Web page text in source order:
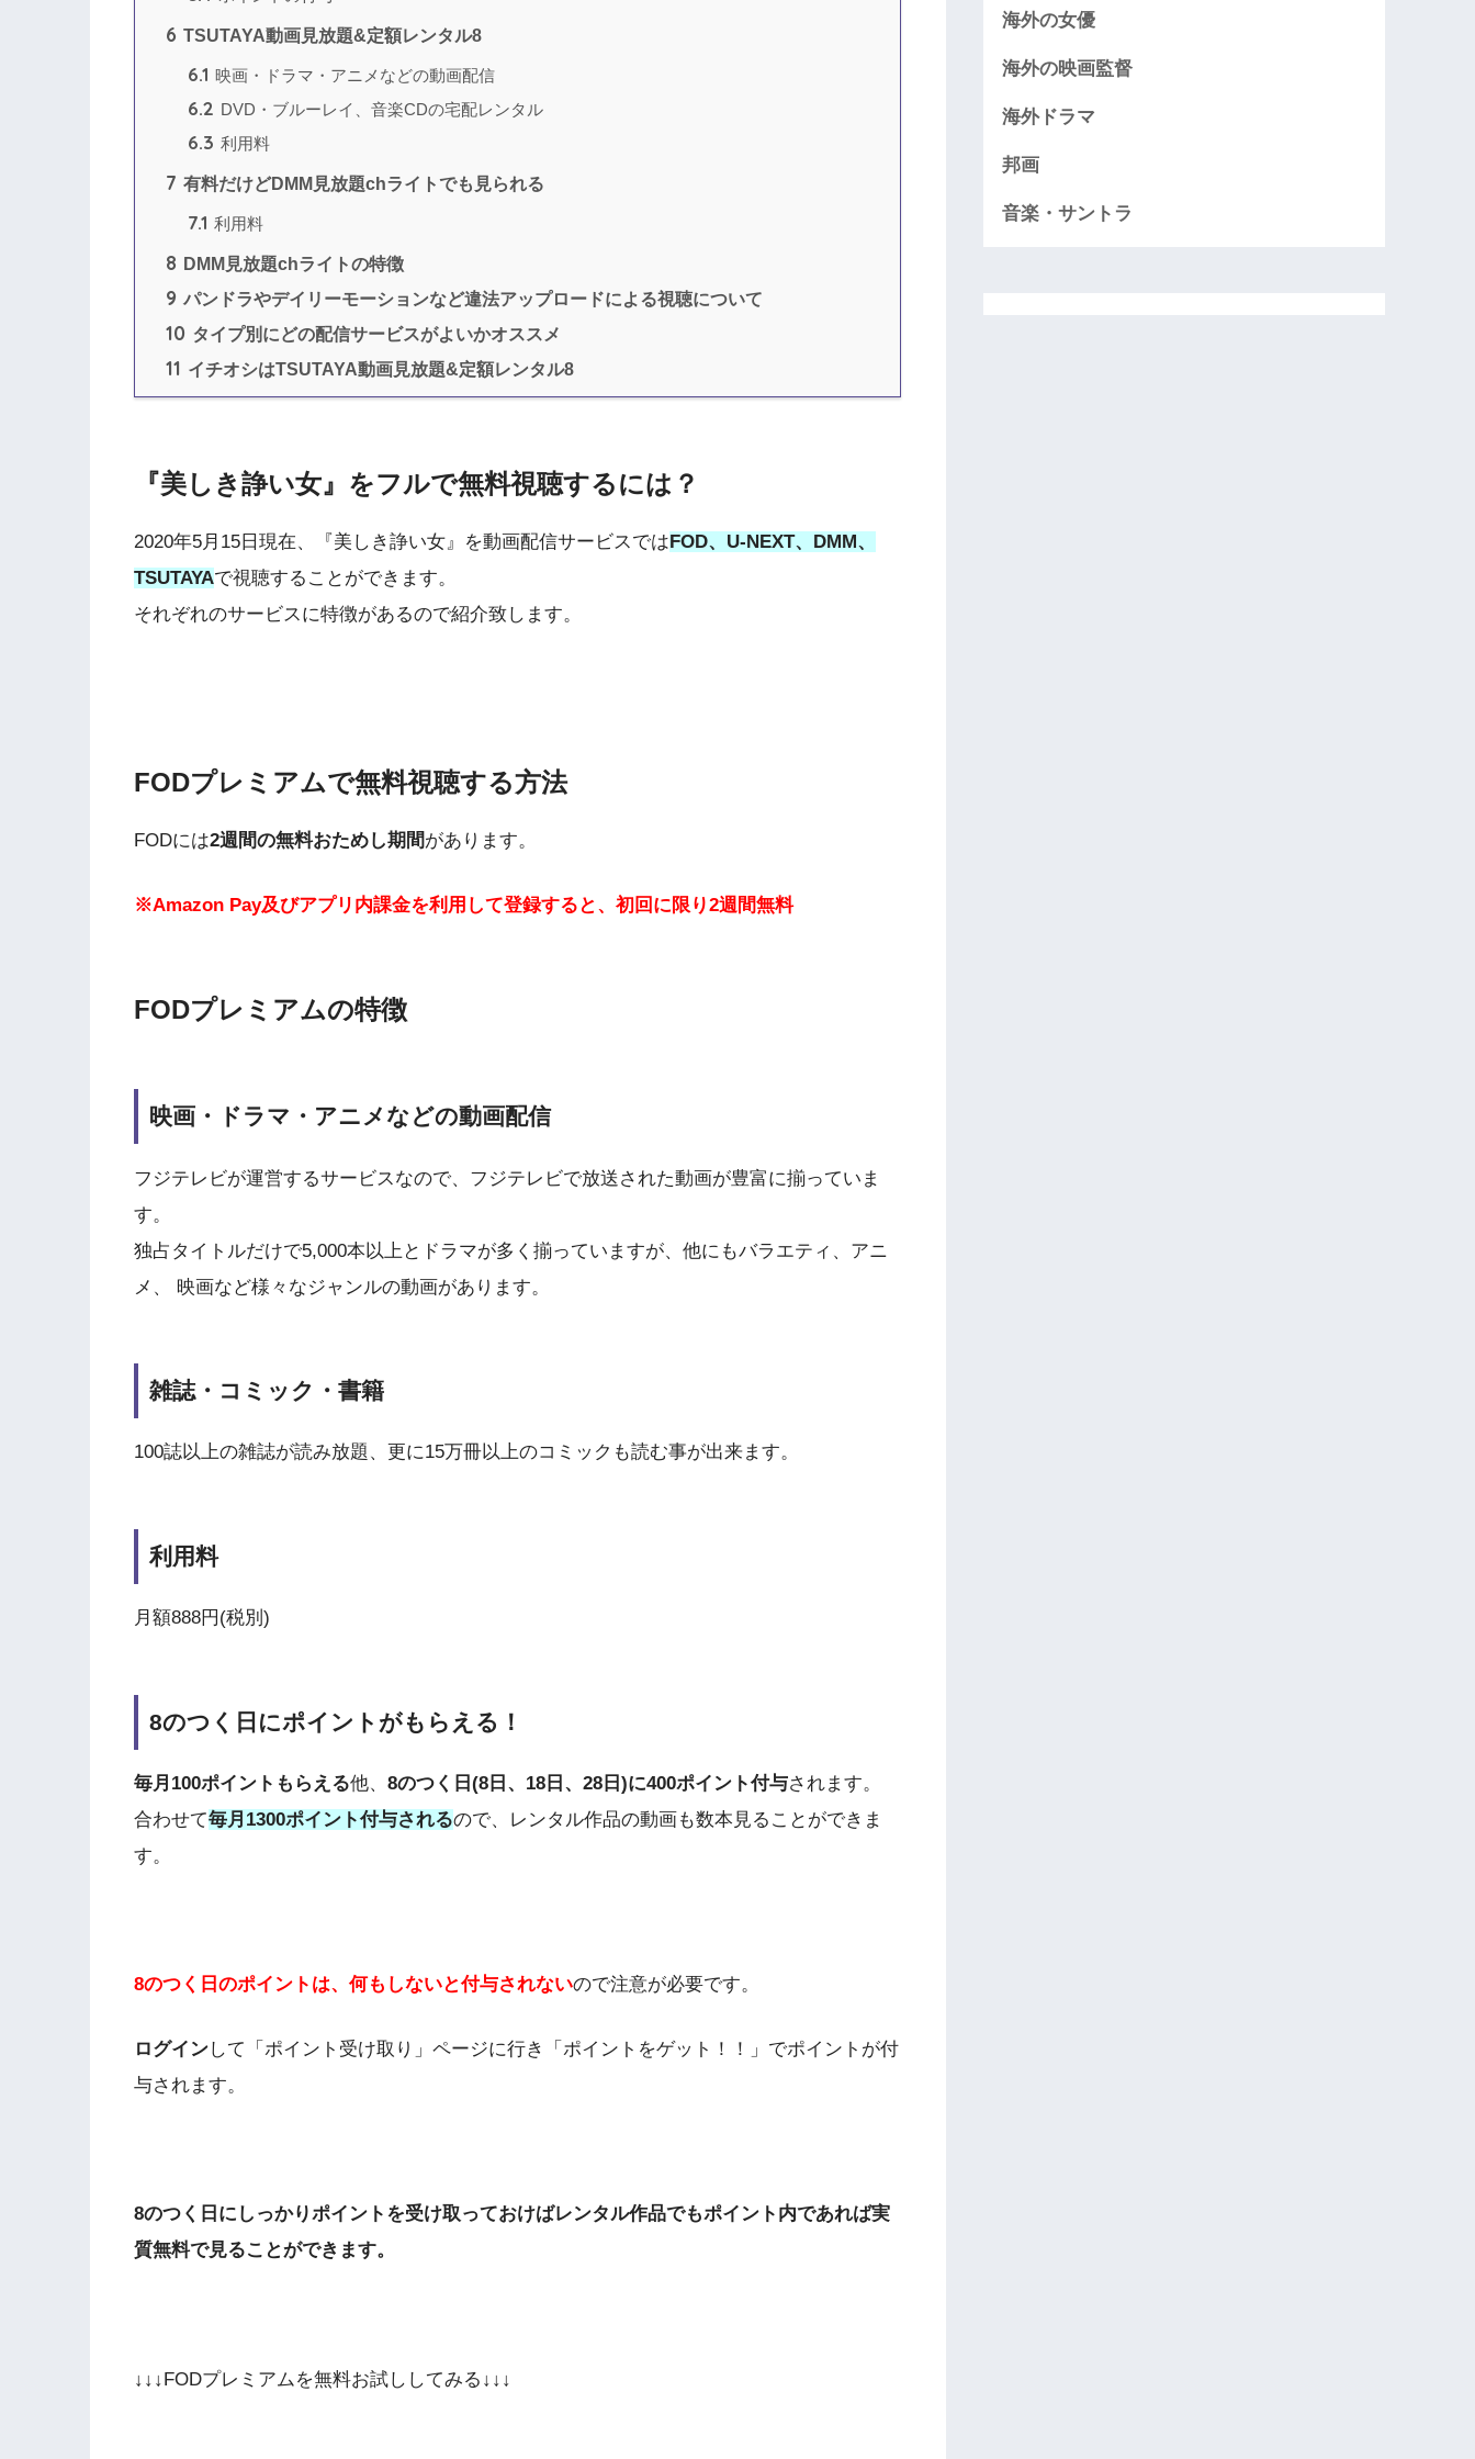
6 TSUTAYA動画見放題&定額レンタル8
6.1 映画・ドラマ・アニメなどの動画配信
6.2 DVD・ブルーレイ、音楽CDの宅配レンタル
6.3 利用料
7 有料だけどDMM見放題chライトでも見られる
7.1 利用料
8 DMM見放題chライトの特徴
9 パンドラやデイリーモーションなど違法アップロードによる視聴について
10 タイプ別にどの配信サービスがよいかオススメ
11 イチオシはTSUTAYA動画見放題&定額レンタル8
『美しき諍い女』をフルで無料視聴するには？
2020年5月15日現在、『美しき諍い女』を動画配信サービスではFOD、U-NEXT、DMM、
TSUTAYAで視聴することができます。
それぞれのサービスに特徴があるので紹介致します。
FODプレミアムで無料視聴する方法
FODには2週間の無料おためし期間があります。
※Amazon Pay及びアプリ内課金を利用して登録すると、初回に限り2週間無料
FODプレミアムの特徴
映画・ドラマ・アニメなどの動画配信
フジテレビが運営するサービスなので、フジテレビで放送された動画が豊富に揃っていま
す。
独占タイトルだけで5,000本以上とドラマが多く揃っていますが、他にもバラエティ、アニ
メ、 映画など様々なジャンルの動画があります。
雑誌・コミック・書籍
100誌以上の雑誌が読み放題、更に15万冊以上のコミックも読む事が出来ます。
利用料
月額888円(税別)
8のつく日にポイントがもらえる！
毎月100ポイントもらえる他、 8のつく日(8日、18日、28日)に400ポイント付与されます。
合わせて毎月1300ポイント付与されるので、レンタル作品の動画も数本見ることができま
す。
8のつく日のポイントは、何もしないと付与されないので注意が必要です。
ログインして「ポイント受け取り」ページに行き「ポイントをゲット！！」でポイントが付
与されます。
8のつく日にしっかりポイントを受け取っておけばレンタル作品でもポイント内であれば実
質無料で見ることができます。
↓↓↓FODプレミアムを無料お試ししてみる↓↓↓
海外の女優
海外の映画監督
海外ドラマ
邦画
音楽・サントラ